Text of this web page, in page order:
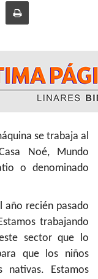
trabaja al
Noé, Mundo
o denominado
año recién pasado
trabajando
sector que lo
que los niños
nativas. Estamos